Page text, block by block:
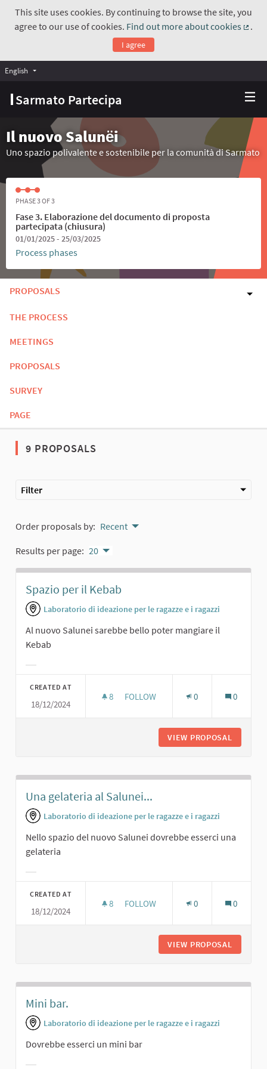
This site uses cookies. By continuing to browse the site, you
agree to our use of cookies. Find out more about cookies
.
I agree
Sarmato Partecipa
English Choose language
Il nuovo Salunёi
Uno spazio polivalente e sostenibile per la comunità di Sarmato
PHASE 3 OF 3
Fase 3. Elaborazione del documento di proposta
partecipata (chiusura)
01/01/2025 - 25/03/2025
Process phases
PROPOSALS
THE PROCESS
MEETINGS
PROPOSALS
SURVEY
PAGE
9 PROPOSALS
Filter
Order proposals by: Recent
Results per page: 20
Spazio per il Kebab
Laboratorio di ideazione per le ragazze e i ragazzi
Al nuovo Salunei sarebbe bello poter mangiare il
Kebab
CREATED AT
18/12/2024
8 8 FOLLOWERS
FOLLOW 0 0
VIEW PROPOSAL
Una gelateria al Salunei...
Laboratorio di ideazione per le ragazze e i ragazzi
Nello spazio del nuovo Salunei dovrebbe esserci una
gelateria
CREATED AT
18/12/2024
8 8 FOLLOWERS
FOLLOW 0 0
VIEW PROPOSAL
Mini bar.
Laboratorio di ideazione per le ragazze e i ragazzi
Dovrebbe esserci un mini bar